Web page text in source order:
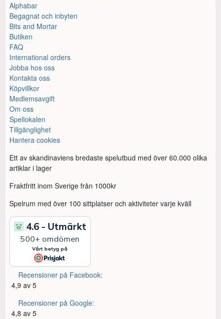
Alphabar
Begagnat och inbyten
Bits and Mortar
Butiken
FAQ
International orders
Jobba hos oss
Kontakta oss
Köpvillkor
Medlemsavgift
Om oss
Spellokalen
Tillgänglighet
Hantera cookies
Ett av skandinaviens bredaste spelutbud med över 60.000 olika
artiklar i lager
Fraktfritt inom Sverige från 1000kr
Spelrum med över 100 sittplatser och aktiviteter varje kväll
Recensioner på Facebook:
4,9 av 5
Recensioner på Google:
4,8 av 5